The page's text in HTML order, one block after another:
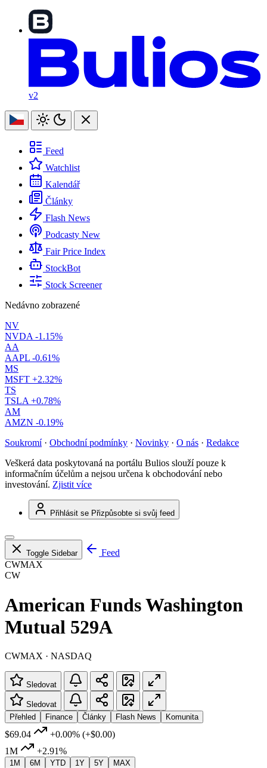
v2
Feed
Watchlist
Kalendář
Články
Flash News
Podcasty New
Fair Price Index
StockBot
Stock Screener
Nedávno zobrazené
NV
NVDA -1.15%
AA
AAPL -0.61%
MS
MSFT +2.32%
TS
TSLA +0.78%
AM
AMZN -0.19%
Soukromí · Obchodní podmínky · Novinky · O nás · Redakce
Veškerá data poskytovaná na portálu Bulios slouží pouze k
informačním účelům a nejsou určena k obchodování nebo
investování. Zjistit více
Přihlásit se Přizpůsobte si svůj feed
Toggle Sidebar
Feed
CWMAX
CW
American Funds Washington
Mutual 529A
CWMAX · NASDAQ
Sledovat
Sledovat
Přehled
Finance Články Flash News Komunita
$69.04 +0.00% (+$0.00)
1M
+2.91%
1M 6M YTD 1Y 5Y MAX